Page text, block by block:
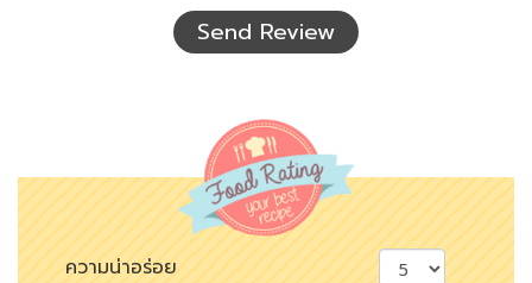
Send Review
ความน่าอร่อย